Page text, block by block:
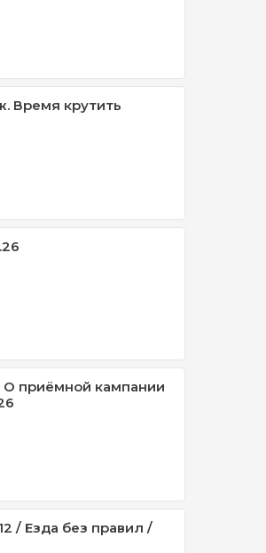
Время крутить
приёмной кампании
/ Езда без правил /